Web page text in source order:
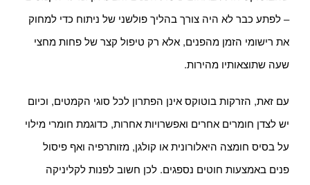
– לפתע כבר לא היה צורך בהליך פולשני של ניתוח כדי למחוק
את רישומי הזמן מהפנים, אלא רק טיפול קצר של פחות מחצי
שעה שתוצאותיו מהירות.
עם זאת, הזרקות בוטוקס אינן הפתרון לכל סוגי הקמטים, וכיום
יש לצדן חומרים אחרים ואפשרויות אחרות, כדוגמת חומרי מילוי
על בסיס חומצה היאלורונית או קולגן, מזותרפיה ואף פיסול
פנים באמצעות חוטים נספגים. לכן חשוב לפנות לקליניקה